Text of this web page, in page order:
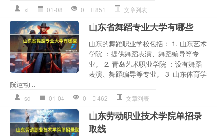
xl 01-08 0 851 文章列表
山东省舞蹈专业大学有哪些
山东的舞蹈职业学校包括： 1. 山东艺术
学院 ：提供舞蹈表演、舞蹈编导等专
业。 2. 青岛艺术职业学院 ：设有舞蹈
表演、舞蹈编导等专业。 3. 山东体育学
院运动...
sd 01-04 0 462 文章列表
山东劳动职业技术学院单招录
取线